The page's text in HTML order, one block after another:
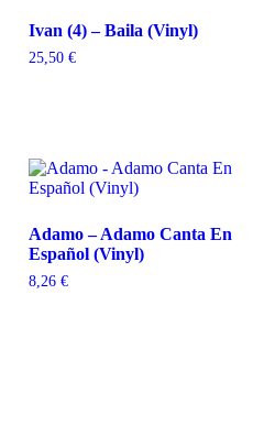
Ivan (4) – Baila (Vinyl)
25,50 €
Adamo – Adamo Canta En
Español (Vinyl)
8,26 €